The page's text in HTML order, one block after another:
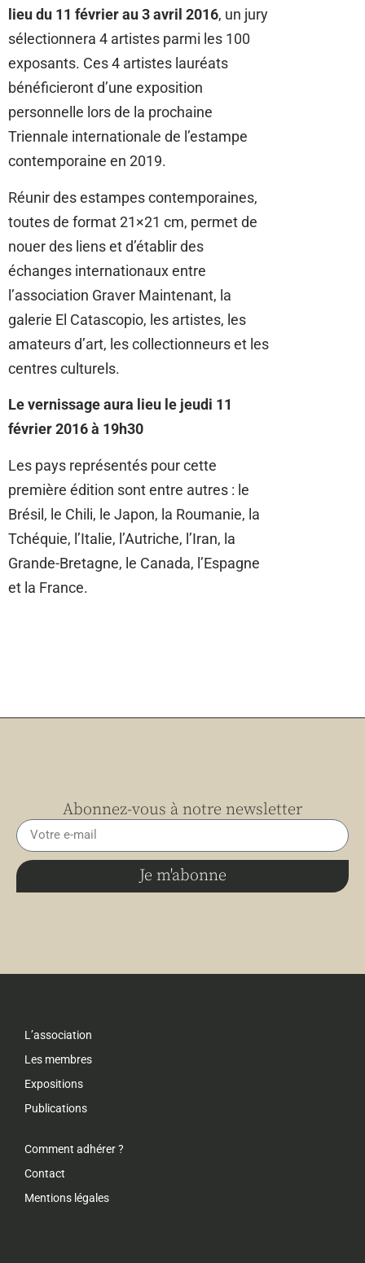
lieu du 11 février au 3 avril 2016, un jury
sélectionnera 4 artistes parmi les 100
exposants. Ces 4 artistes lauréats
bénéficieront d’une exposition
personnelle lors de la prochaine
Triennale internationale de l’estampe
contemporaine en 2019.
Réunir des estampes contemporaines,
toutes de format 21×21 cm, permet de
nouer des liens et d’établir des
échanges internationaux entre
l’association Graver Maintenant, la
galerie El Catascopio, les artistes, les
amateurs d’art, les collectionneurs et les
centres culturels.
Le vernissage aura lieu le jeudi 11
février 2016 à 19h30
Les pays représentés pour cette
première édition sont entre autres : le
Brésil, le Chili, le Japon, la Roumanie, la
Tchéquie, l’Italie, l’Autriche, l’Iran, la
Grande-Bretagne, le Canada, l’Espagne
et la France.
Abonnez-vous à notre newsletter
Je m'abonne
L’association
Les membres
Expositions
Publications
Comment adhérer ?
Contact
Mentions légales